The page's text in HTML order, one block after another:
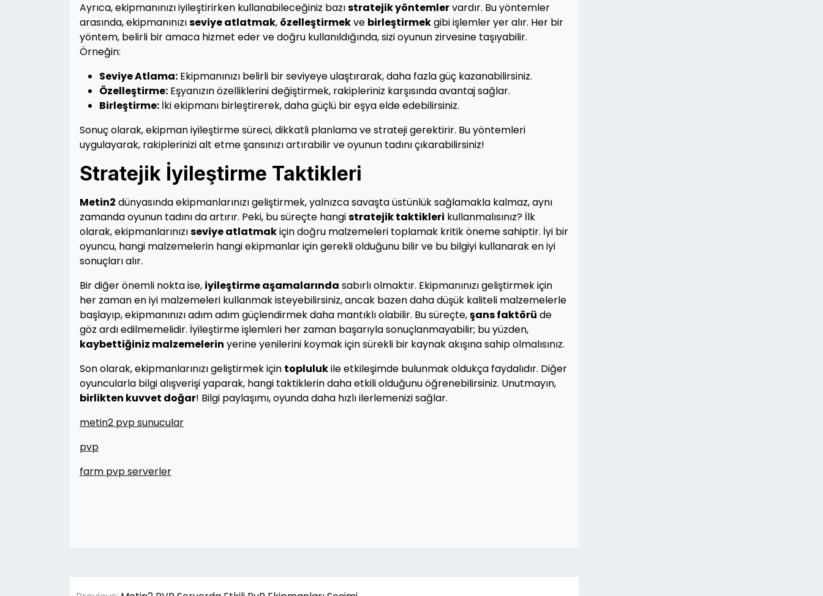
Ayrıca, ekipmanınızı iyileştirirken kullanabileceğiniz bazıstratejik yöntemlervardır. Bu yöntemler
arasında, ekipmanınızıseviye atlatmak, özelleştirmekve birleştirmekgibi işlemler yer alır. Her bir
yöntem, belirli bir amaca hizmet eder ve doğru kullanıldığında, sizi oyunun zirvesine taşıyabilir.
Örneğin:
Seviye Atlama: Ekipmanınızı belirli bir seviyeye ulaştırarak, daha fazla güç kazanabilirsiniz.
Özelleştirme: Eşyanızın özelliklerini değiştirmek, rakipleriniz karşısında avantaj sağlar.
Birleştirme: İki ekipmanı birleştirerek, daha güçlü bir eşya elde edebilirsiniz.
Sonuç olarak, ekipman iyileştirme süreci, dikkatli planlama ve strateji gerektirir. Bu yöntemleri
uygulayarak, rakiplerinizi alt etme şansınızı artırabilir ve oyunun tadını çıkarabilirsiniz!
Stratejik İyileştirme Taktikleri
Metin2 dünyasında ekipmanlarınızı geliştirmek, yalnızca savaşta üstünlük sağlamakla kalmaz, aynı
zamanda oyunun tadını da artırır. Peki, bu süreçte hangistratejik taktikleri kullanmalısınız? İlk
olarak, ekipmanlarınızıseviye atlatmakiçin doğru malzemeleri toplamak kritik öneme sahiptir. İyi bir
oyuncu, hangi malzemelerin hangi ekipmanlar için gerekli olduğunu bilir ve bu bilgiyi kullanarak en iyi
sonuçları alır.
Bir diğer önemli nokta ise, iyileştirme aşamalarında sabırlı olmaktır. Ekipmanınızı geliştirmek için
her zaman en iyi malzemeleri kullanmak isteyebilirsiniz, ancak bazen daha düşük kaliteli malzemelerle
başlayıp, ekipmanınızı adım adım güçlendirmek daha mantıklı olabilir. Bu süreçte,şans faktörü de
göz ardı edilmemelidir. İyileştirme işlemleri her zaman başarıyla sonuçlanmayabilir; bu yüzden,
kaybettiğiniz malzemelerin yerine yenilerini koymak için sürekli bir kaynak akışına sahip olmalısınız.
Son olarak, ekipmanlarınızı geliştirmek için toplulukile etkileşimde bulunmak oldukça faydalıdır. Diğer
oyuncularla bilgi alışverişi yaparak, hangi taktiklerin daha etkili olduğunu öğrenebilirsiniz. Unutmayın,
birlikten kuvvet doğar! Bilgi paylaşımı, oyunda daha hızlı ilerlemenizi sağlar.
metin2 pvp sunucular
pvp
farm pvp serverler
Yazı